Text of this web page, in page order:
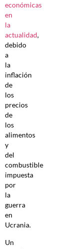
económicas
en
la
actualidad,
debido
a
la
inflación
de
los
precios
de
los
alimentos
y
del
combustible
impuesta
por
la
guerra
en
Ucrania.
Un